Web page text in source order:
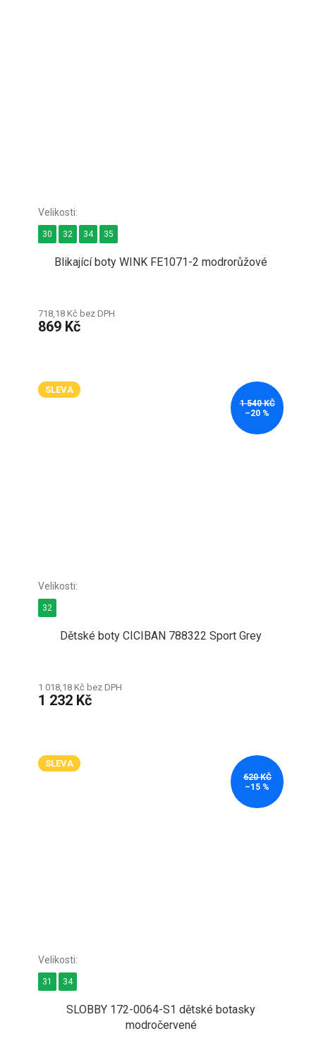
Blikající boty WINK FE1071-2 modrorůžové
718,18 Kč bez DPH
869 Kč
30 32 34 35
SLEVA
1 540 KČ
–20 %
Dětské boty CICIBAN 788322 Sport Grey
1 018,18 Kč bez DPH
1 232 Kč
32
SLEVA
620 KČ
–15 %
SLOBBY 172-0064-S1 dětské botasky
modročervené
31 34